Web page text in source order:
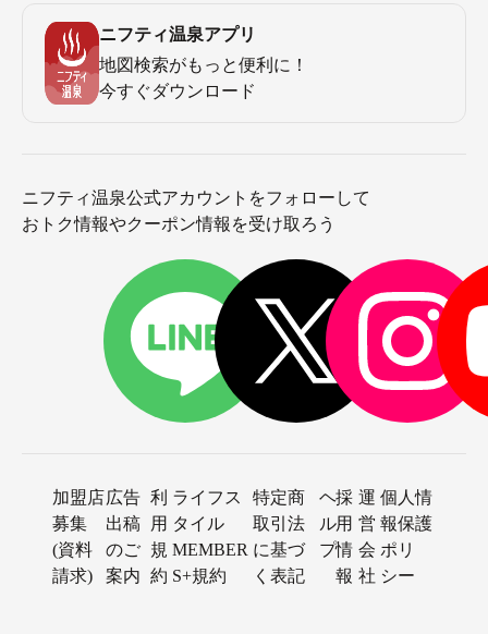
ニフティ温泉アプリ
地図検索がもっと便利に！
今すぐダウンロード
ニフティ温泉公式アカウントをフォローして
おトク情報やクーポン情報を受け取ろう
加盟店
募集
(資料
請求)
広告
出稿
のご
案内
利
用
規
約
ライフス
タイル
MEMBER
S+規約
特定商
取引法
に基づ
く表記
ヘ
ル
プ
採
用
情
報
運
営
会
社
個人情
報保護
ポリ
シー